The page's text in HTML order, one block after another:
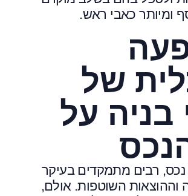
ומיותר כאבי ראש.
של
בניה על
רבים מתמקדים בעיקר
וההוצאות השוטפות. אולם,